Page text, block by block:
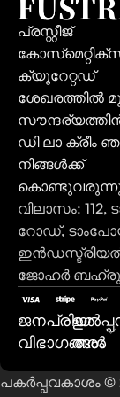
പ്രസ്റ്റീജ്
ക്യൂറേറ്റഡ്
ശേഖരത്തിൽ
ഡി ലാ ക്രീം
നിങ്ങൾക്ക്
വിലാസം: 112,
റോഡ്,
ജോഹർ ബഹ്രു
ജനപ്രിയ
വിഭാഗങ്ങൾ
തരം
പകർപ്പവകാശം ©